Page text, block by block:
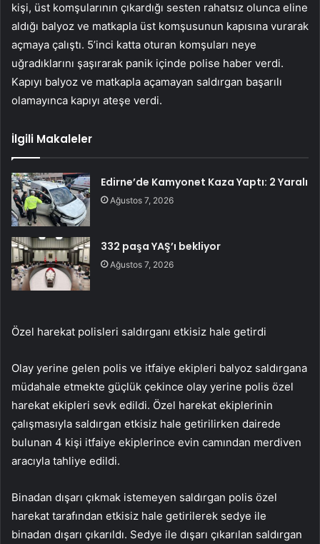
kişi, üst komşularının çıkardığı sesten rahatsız olunca eline
aldığı balyoz ve matkapla üst komşusunun kapısına vurarak
açmaya çalıştı. 5’inci katta oturan komşuları neye
uğradıklarını şaşırarak panik içinde polise haber verdi.
Kapıyı balyoz ve matkapla açamayan saldırgan başarılı
olamayınca kapıyı ateşe verdi.
İlgili Makaleler
Edirne’de Kamyonet Kaza Yaptı: 2 Yaralı
Ağustos 7, 2026
332 paşa YAŞ’ı bekliyor
Ağustos 7, 2026
Özel harekat polisleri saldırganı etkisiz hale getirdi
Olay yerine gelen polis ve itfaiye ekipleri balyoz saldırgana
müdahale etmekte güçlük çekince olay yerine polis özel
harekat ekipleri sevk edildi. Özel harekat ekiplerinin
çalışmasıyla saldırgan etkisiz hale getirilirken dairede
bulunan 4 kişi itfaiye ekiplerince evin camından merdiven
aracıyla tahliye edildi.
Binadan dışarı çıkmak istemeyen saldırgan polis özel
harekat tarafından etkisiz hale getirilerek sedye ile
binadan dışarı çıkarıldı. Sedye ile dışarı çıkarılan saldırgan